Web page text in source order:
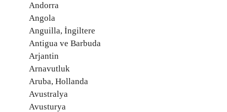
Andorra
Angola
Anguilla, İngiltere
Antigua ve Barbuda
Arjantin
Arnavutluk
Aruba, Hollanda
Avustralya
Avusturya